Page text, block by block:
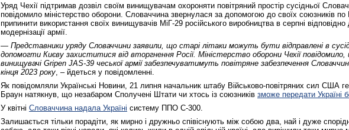
Уряд Чехії підтримав дозвіл своїм винищувачам охороняти повітряний простір сусідньої
повідомило міністерство оборони. Словаччина звернулася за допомогою до своїх союзників
припинити використання своїх винищувачів МіГ-29 російського виробництва в серпні відповідно
модернізації армії.
— Представники уряду Словаччини заявили, що старі літаки можуть бути відправлені в
допомогти Києву захиститися від вторгнення Росії. Міністерство оборони Чехії
винищувачі Gripen JAS-39 чеської армії забезпечуватимуть повітряне забезпечення
кінця 2023 року , – йдеться у повідомленні.
Як повідомляли Українські Новини, 21 липня начальник штабу Військово-повітряних сил США
Браун натякнув, що незабаром Сполучені Штати чи хтось із союзників зможе передати Україні
У квітні Словаччина надала Україні систему ППО С-300.
Залишається тільки порадіти, як мирно і дружньо співіснують між собою два, най і дуже